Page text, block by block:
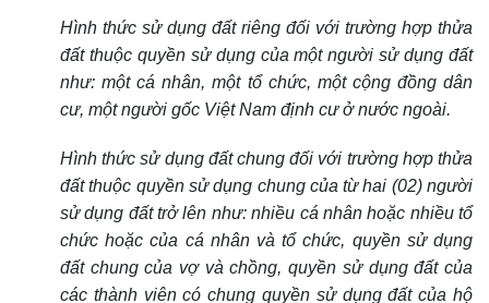
Hình thức sử dụng đất riêng đối với trường hợp thửa
đất thuộc quyền sử dụng của một người sử dụng đất
như: một cá nhân, một tổ chức, một cộng đồng dân
cư, một người gốc Việt Nam định cư ở nước ngoài.
Hình thức sử dụng đất chung đối với trường hợp thửa
đất thuộc quyền sử dụng chung của từ hai (02) người
sử dụng đất trở lên như: nhiều cá nhân hoặc nhiều tổ
chức hoặc của cá nhân và tổ chức, quyền sử dụng
đất chung của vợ và chồng, quyền sử dụng đất của
các thành viên có chung quyền sử dụng đất của hộ